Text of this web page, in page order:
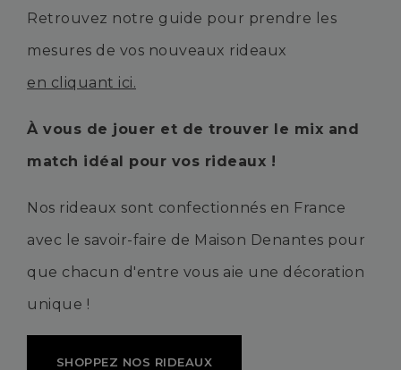
Retrouvez notre guide pour prendre les
mesures de vos nouveaux rideaux
en cliquant ici.
À vous de jouer et de trouver le mix and
match idéal pour vos rideaux !
Nos rideaux sont confectionnés en France
avec le savoir-faire de Maison Denantes pour
que chacun d'entre vous aie une décoration
unique !
SHOPPEZ NOS RIDEAUX